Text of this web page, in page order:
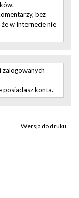
bez
w Internecie nie
posiadasz konta.
Wersja do druku